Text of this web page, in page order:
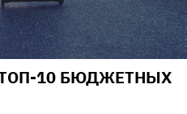
10 БЮДЖЕТНЫХ